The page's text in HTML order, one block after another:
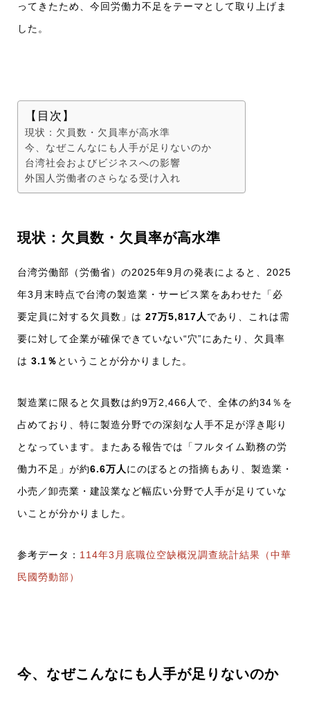
ってきたため、今回労働力不足をテーマとして取り上げま
した。
【目次】
現状：欠員数・欠員率が高水準
今、なぜこんなにも人手が足りないのか
台湾社会およびビジネスへの影響
外国人労働者のさらなる受け入れ
現状：欠員数・欠員率が高水準
台湾労働部（労働省）の2025年9月の発表によると、2025
年3月末時点で台湾の製造業・サービス業をあわせた「必
要定員に対する欠員数」は 27万5,817人であり、これは需
要に対して企業が確保できていない“穴”にあたり、欠員率
は 3.1％ ということが分かりました。
製造業に限ると欠員数は約9万2,466人で、全体の約34％を
占めており、特に製造分野での深刻な人手不足が浮き彫り
となっています。またある報告では「フルタイム勤務の労
働力不足」が約6.6万人にのぼるとの指摘もあり、製造業・
小売／卸売業・建設業など幅広い分野で人手が足りていな
いことが分かりました。
参考データ： 114年3月底職位空缺概況調查統計結果（中華
民國勞動部）
今、なぜこんなにも人手が足りないのか